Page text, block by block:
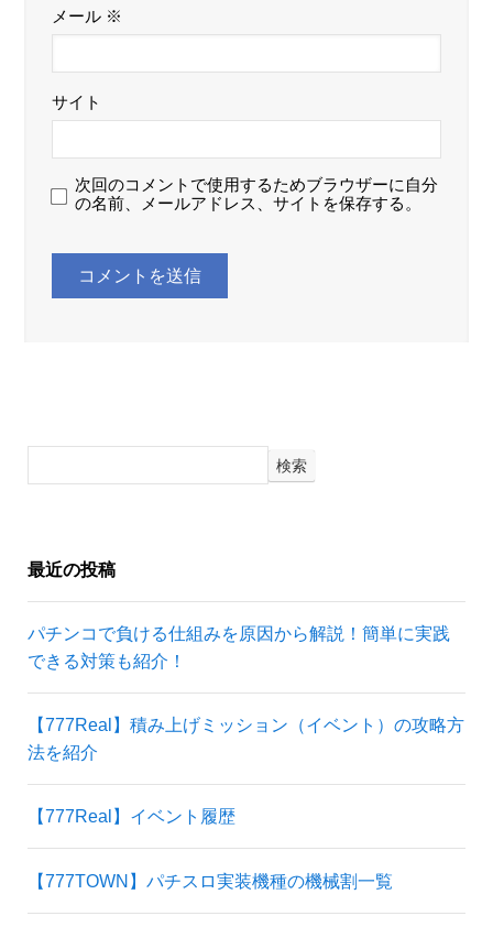
メール ※
サイト
次回のコメントで使用するためブラウザーに自分
の名前、メールアドレス、サイトを保存する。
検索
最近の投稿
パチンコで負ける仕組みを原因から解説！簡単に実践
できる対策も紹介！
【777Real】積み上げミッション（イベント）の攻略方
法を紹介
【777Real】イベント履歴
【777TOWN】パチスロ実装機種の機械割一覧